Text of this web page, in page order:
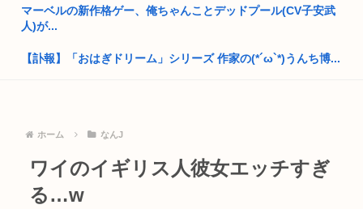
について...
ってな...
マシーン...
【映画悲報】日本(ジャップ)の映画界、完全に終わる…現代の
マーベルの新作格ゲー、俺ちゃんことデッドプール(CV子安武
人)が...
【訃報】「おはぎドリーム」シリーズ 作家の(*´ω`*)うんち博...
【ヤニねこ】この子の末路が心配でならない
『徹子の部屋』きょう7日の内容を急きょ変更 「追悼・寿美花
代さん...
ホーム なんJ
ワイのイギリス人彼女エッチすぎ
る…w